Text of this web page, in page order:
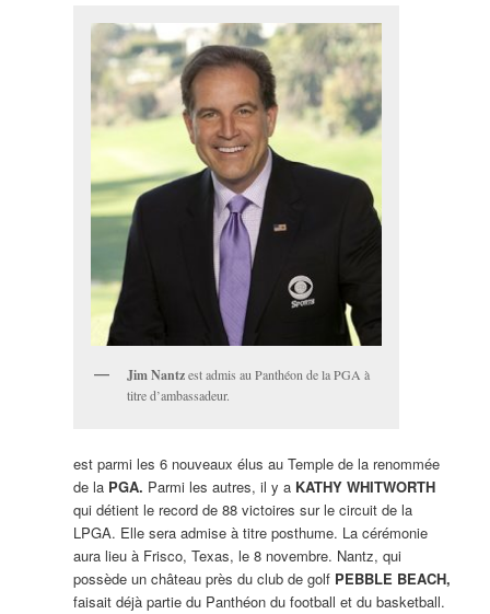
Jim Nantzest admis au Panthéon de la PGA à
titre d’ambassadeur.
est parmi les 6 nouveaux élus au Temple de la renommée
de la PGA. Parmi les autres, il y a KATHY WHITWORTH
qui détient le record de 88 victoires sur le circuit de la
LPGA. Elle sera admise à titre posthume. La cérémonie
aura lieu à Frisco, Texas, le 8 novembre. Nantz, qui
possède un château près du club de golf PEBBLE BEACH,
faisait déjà partie du Panthéon du football et du basketball.